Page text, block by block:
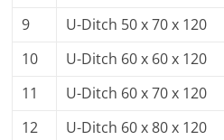
9
U-Ditch 50 x 70 x 120
10
U-Ditch 60 x 60 x 120
11
U-Ditch 60 x 70 x 120
12
U-Ditch 60 x 80 x 120